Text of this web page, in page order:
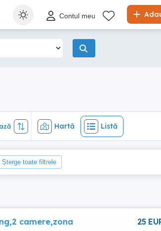
Contul meu
Hartă Listă
Hartă Listă
Șterge toate filtrele
camere,zona
25